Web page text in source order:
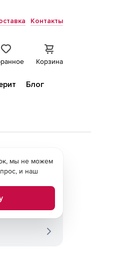
Контакты
Корзина
Блог
мы не можем
и наш